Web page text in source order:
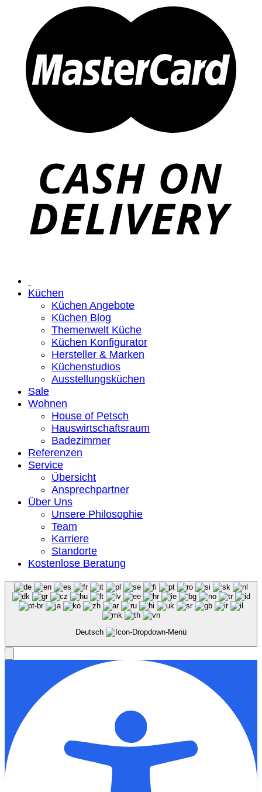
Küchen
Küchen Angebote
Küchen Blog
Themenwelt Küche
Küchen Konfigurator
Hersteller & Marken
Küchenstudios
Ausstellungsküchen
Sale
Wohnen
House of Petsch
Hauswirtschaftsraum
Badezimmer
Referenzen
Service
Übersicht
Ansprechpartner
Über Uns
Unsere Philosophie
Team
Karriere
Standorte
Kostenlose Beratung
Deutsch